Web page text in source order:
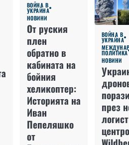
ВОЙНА В
УКРАЙНА
НОВИНИ
От руския
плен
обратно в
кабината на
бойния
хеликоптер:
Историята на
Иван
Пепеляшко
от
ВОЙНА В
УКРАЙНА
ПОЛИТИКА
НОВИНИ
през